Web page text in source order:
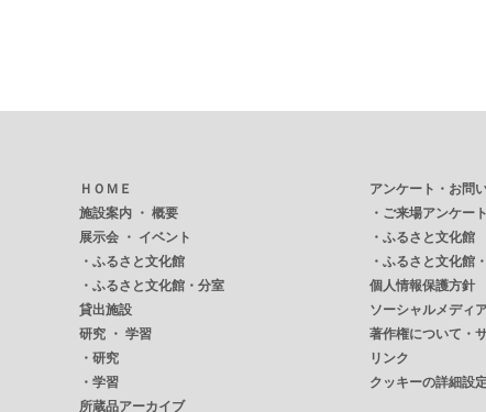
ＨＯＭＥ
施設案内 ・ 概要
展示会 ・ イベント
・ ふるさと文化館
・ ふるさと文化館・分室
貸出施設
研究 ・ 学習
・ 研究
・ 学習
所蔵品アーカイブ
アンケート・お問
・ ご来場アンケート
・ ふるさと文化館
・ ふるさと文化館
個人情報保護方針
ソーシャルメディ
著作権について・
リンク
クッキーの詳細設定